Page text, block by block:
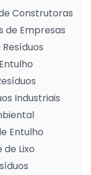
Construtoras
de Empresas
Industriais
Entulho
Lixo